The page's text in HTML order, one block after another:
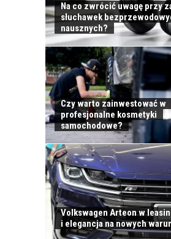
Na co zwrócić uwagę przy
słuchawek
nausznych?
Czy warto zainwestować w
profesjonalne kosmetyki
samochodowe?
Volkswagen Arteon w
i elegancja na nowych